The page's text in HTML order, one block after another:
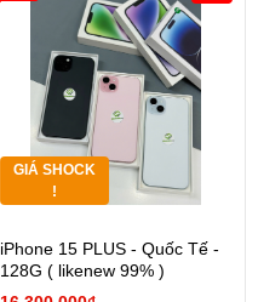
GIÁ SHOCK
!
iPhone 15 PLUS - Quốc Tế -
128G ( likenew 99% )